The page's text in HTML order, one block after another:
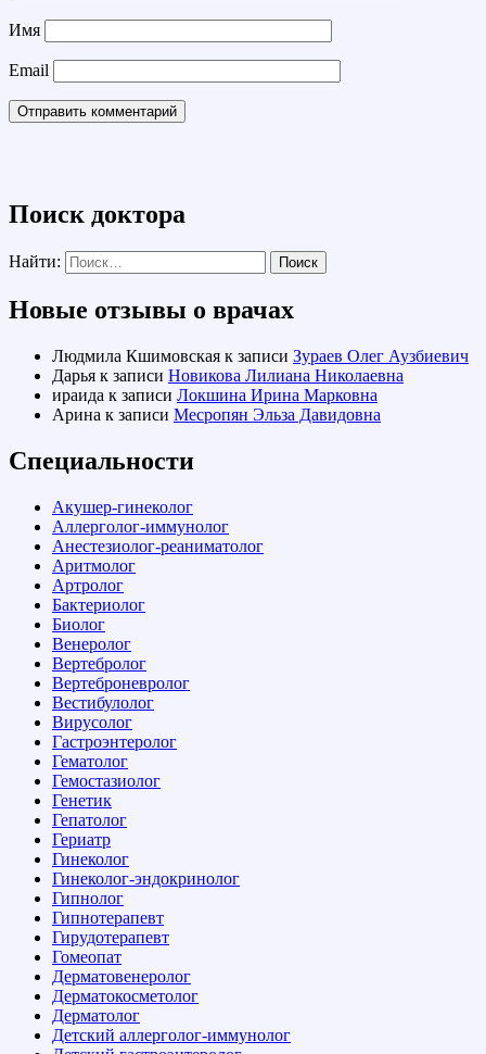
Имя
Email
Поиск доктора
Найти:
Новые отзывы о врачах
Людмила Кшимовская к записи Зураев Олег Аузбиевич
Дарья к записи Новикова Лилиана Николаевна
ираида к записи Локшина Ирина Марковна
Арина к записи Месропян Эльза Давидовна
Специальности
Акушер-гинеколог
Аллерголог-иммунолог
Анестезиолог-реаниматолог
Аритмолог
Артролог
Бактериолог
Биолог
Венеролог
Вертебролог
Вертеброневролог
Вестибулолог
Вирусолог
Гастроэнтеролог
Гематолог
Гемостазиолог
Генетик
Гепатолог
Гериатр
Гинеколог
Гинеколог-эндокринолог
Гипнолог
Гипнотерапевт
Гирудотерапевт
Гомеопат
Дерматовенеролог
Дерматокосметолог
Дерматолог
Детский аллерголог-иммунолог